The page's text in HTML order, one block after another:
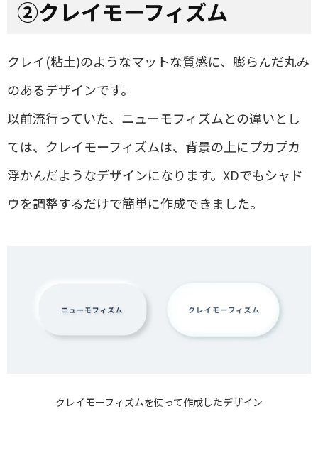
②クレイモーフィズム
クレイ(粘土)のようなマットな質感に、膨らんだ丸み
のあるデザインです。
以前流行っていた、ニューモフィズムとの違いとし
ては、クレイモーフィズムは、背景の上にプカプカ
浮かんだようなデザインになります。 XDでもシャド
ウを調整するだけで簡単に作成できました。
クレイモーフィズムを使って作成したデザイン